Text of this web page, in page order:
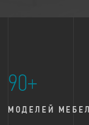
90+
МОДЕЛЕЙ